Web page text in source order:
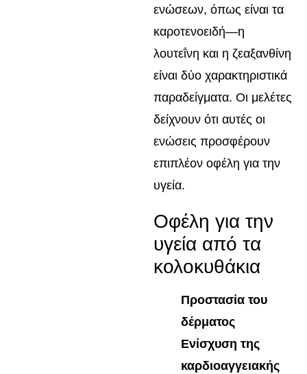
ενώσεων, όπως είναι τα
καροτενοειδή—η
λουτεΐνη και η ζεαξανθίνη
είναι δύο χαρακτηριστικά
παραδείγματα. Οι μελέτες
δείχνουν ότι αυτές οι
ενώσεις προσφέρουν
επιπλέον οφέλη για την
υγεία.
Οφέλη για την
υγεία από τα
κολοκυθάκια
Προστασία του
δέρματος
Ενίσχυση της
καρδιοαγγειακής